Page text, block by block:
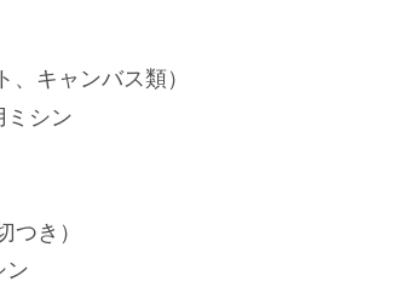
キャンバス類）
シン
き）
ン